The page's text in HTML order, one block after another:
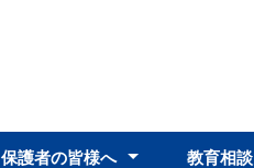
保護者の皆様へ 教育相談